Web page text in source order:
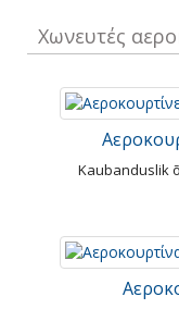
Χωνευτές
Kaubanduslik